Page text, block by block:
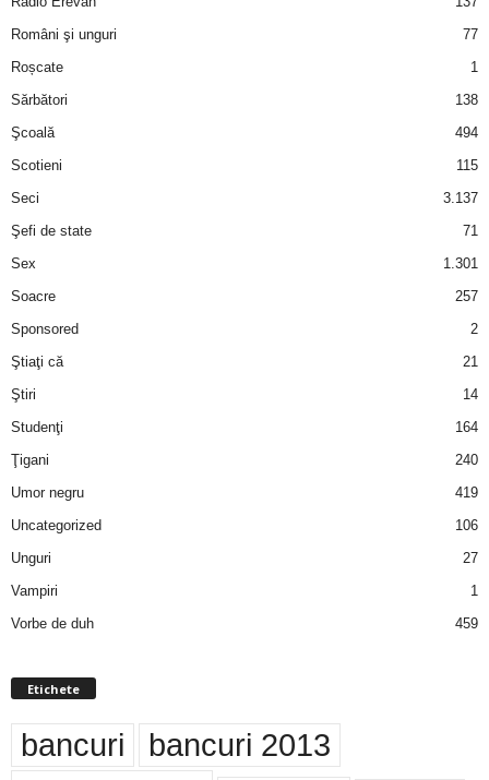
Români şi unguri
77
Roșcate
1
Sărbători
138
Şcoală
494
Scotieni
115
Seci
3.137
Şefi de state
71
Sex
1.301
Soacre
257
Sponsored
2
Ştiaţi că
21
Ştiri
14
Studenţi
164
Ţigani
240
Umor negru
419
Uncategorized
106
Unguri
27
Vampiri
1
Vorbe de duh
459
Etichete
bancuri bancuri 2013